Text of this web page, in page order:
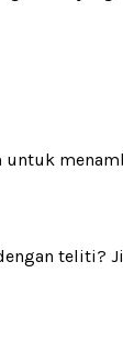
untuk
teliti?